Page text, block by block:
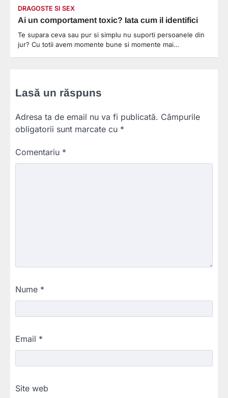
DRAGOSTE SI SEX
Ai un comportament toxic? Iata cum il identifici
Te supara ceva sau pur si simplu nu suporti persoanele din
jur? Cu totii avem momente bune si momente mai…
Lasă un răspuns
Adresa ta de email nu va fi publicată. Câmpurile
obligatorii sunt marcate cu *
Comentariu *
Nume *
Email *
Site web